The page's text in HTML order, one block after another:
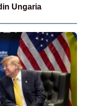
Ungaria